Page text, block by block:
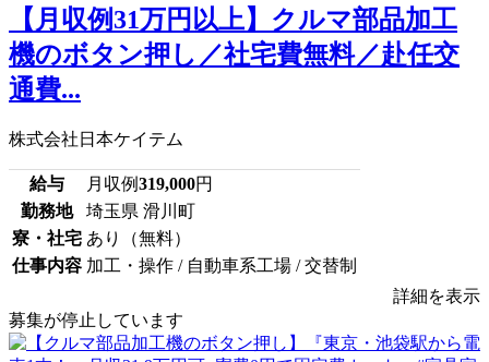
【月収例31万円以上】クルマ部品加工
機のボタン押し／社宅費無料／赴任交
通費...
株式会社日本ケイテム
給与 月収例319,000円
勤務地
埼玉県 滑川町
寮・社宅 あり（無料）
仕事内容 加工・操作 / 自動車系工場 / 交替制
詳細を表示
募集が停止しています